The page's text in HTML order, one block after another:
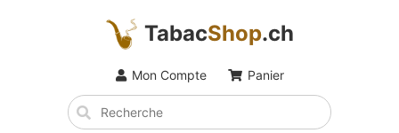
TabacShop.ch
Mon Compte Panier